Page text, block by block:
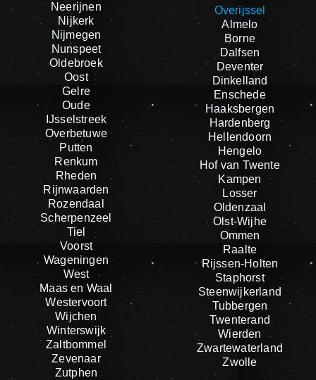
Neerijnen
Nijkerk
Nijmegen
Nunspeet
Oldebroek
Oost
Gelre
Oude
IJsselstreek
Overbetuwe
Putten
Renkum
Rheden
Rijnwaarden
Rozendaal
Scherpenzeel
Tiel
Voorst
Wageningen
West
Maas en Waal
Westervoort
Wijchen
Winterswijk
Zaltbommel
Zevenaar
Zutphen
Overijssel
Almelo
Borne
Dalfsen
Deventer
Dinkelland
Enschede
Haaksbergen
Hardenberg
Hellendoorn
Hengelo
Hof van Twente
Kampen
Losser
Oldenzaal
Olst-Wijhe
Ommen
Raalte
Rijssen-Holten
Staphorst
Steenwijkerland
Tubbergen
Twenterand
Wierden
Zwartewaterland
Zwolle